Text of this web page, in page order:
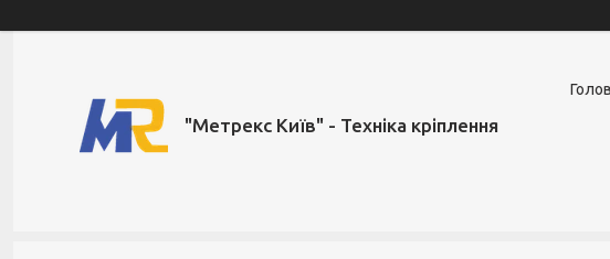
"Метрекс Київ" - Техніка кріплення